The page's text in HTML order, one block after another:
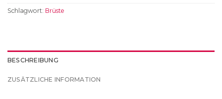
Schlagwort: Brüste
BESCHREIBUNG
ZUSÄTZLICHE INFORMATION